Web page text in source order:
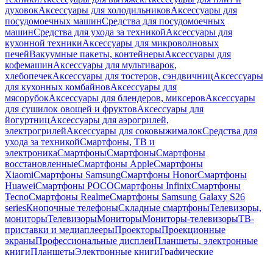
духовокАксессуары для холодильниковАксессуары для
посудомоечных машинСредства для посудомоечных
машинСредства для ухода за техникойАксессуары для
кухонной техникиАксессуары для микроволновых
печейВакуумные пакеты, контейнерыАксессуары для
кофемашинАксессуары для мультиварок,
хлебопечекАксессуары для тостеров, сэндвичницАксессуары
для кухонных комбайновАксессуары для
мясорубокАксессуары для блендеров, миксеровАксессуары
для сушилок овощей и фруктовАксессуары для
йогуртницАксессуары для аэрогрилей,
электрогрилейАксессуары для соковыжималокСредства для
ухода за техникойСмартфоны, ТВ и
электроникаСмартфоныСмартфоныСмартфоны
восстановленныеСмартфоны AppleСмартфоны
XiaomiСмартфоны SamsungСмартфоны HonorСмартфоны
HuaweiСмартфоны POCOСмартфоны InfinixСмартфоны
TecnoСмартфоны RealmeСмартфоны Samsung Galaxy S26
seriesКнопочные телефоныСкладные смартфоныТелевизоры,
мониторыТелевизорыМониторыМониторы-телевизорыТВ-
приставки и медиаплеерыПроекторыПроекционные
экраныПрофессиональные дисплеиПланшеты, электронные
книгиПланшетыЭлектронные книгиГрафические